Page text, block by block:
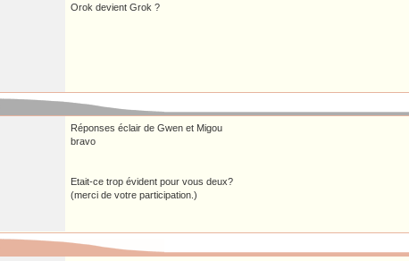
Orok devient Grok ?
Réponses éclair de Gwen et Migou
bravo
Etait-ce trop évident pour vous deux?
(merci de votre participation.)